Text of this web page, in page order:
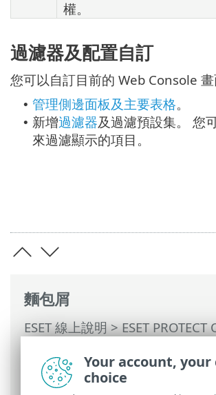
麵包屑
ESET 線上說明>ESET
PROTECT On-Prem 主功能表>
概觀
權。
過濾器及配置自訂
您可以自訂目前的 Web Console 畫
• 管理側邊面板及主要表格。
• 新增過濾器及過濾預設集。 您
來過濾顯示的項目。
Your account, your
choice